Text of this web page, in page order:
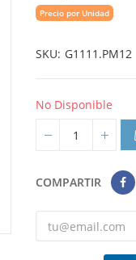
Precio por Unidad
SKU G1111.PM12
No Disponible
COMPARTIR